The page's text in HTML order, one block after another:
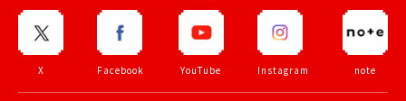
X Facebook YouTube Instagram note